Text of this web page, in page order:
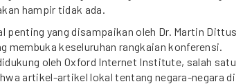
hampir tidak ada.
penting yang disampaikan oleh Dr. Martin Dittus
membuka keseluruhan rangkaian konferensi.
oleh Oxford Internet Institute, salah satu
artikel-artikel lokal tentang negara-negara di